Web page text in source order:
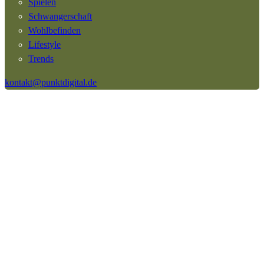
Spielen
Schwangerschaft
Wohlbefinden
Lifestyle
Trends
kontakt@punktdigital.de